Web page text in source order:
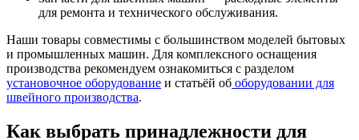
для ремонта и технического обслуживания.
Наши товары совместимы с большинством моделей бытовых
и промышленных машин. Для комплексного оснащения
производства рекомендуем ознакомиться с разделом
установочное оборудование и статьёй об оборудовании для
швейного производства.
Как выбрать принадлежности для